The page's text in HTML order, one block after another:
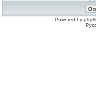
Powered by